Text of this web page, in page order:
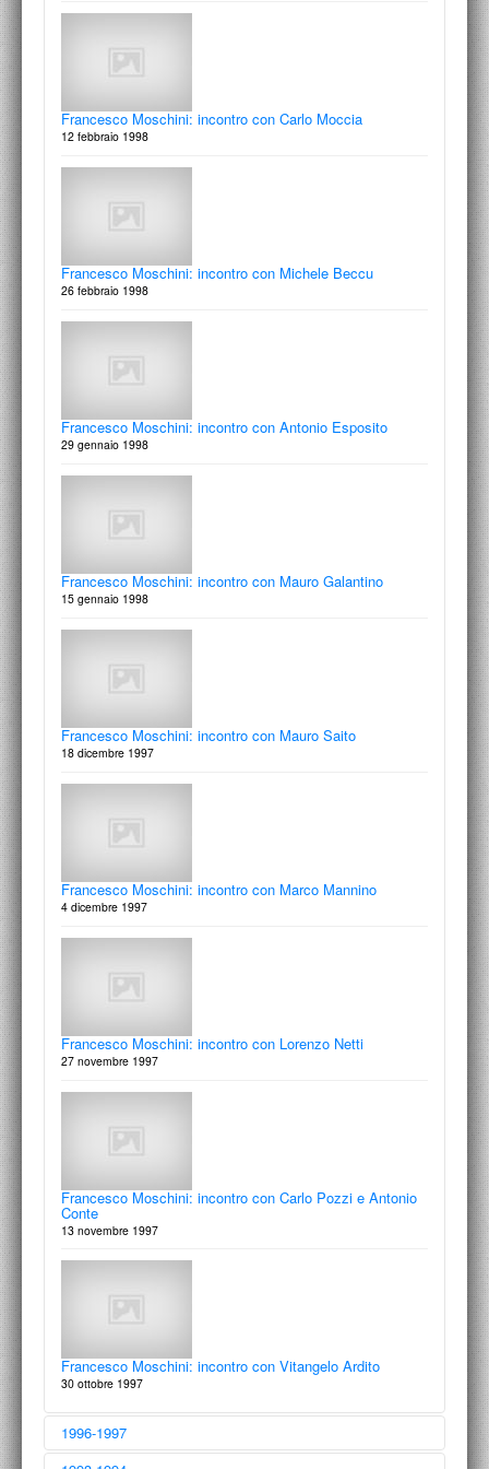
Álvaro Siza Vieira, Eduardo Souto De Moura, Fernando
Lisbona, Evora, Porto, Aveiro
Francesco Moschini: incontro con Carlo Moccia
12 febbraio 1998
Francesco Moschini: incontro con Michele Beccu
26 febbraio 1998
Francesco Moschini: incontro con Antonio Esposito
29 gennaio 1998
Francesco Moschini: incontro con Mauro Galantino
15 gennaio 1998
Francesco Moschini: incontro con Mauro Saito
18 dicembre 1997
Francesco Moschini: incontro con Marco Mannino
4 dicembre 1997
Francesco Moschini: incontro con Lorenzo Netti
27 novembre 1997
Francesco Moschini: incontro con Carlo Pozzi e Antonio
Conte
13 novembre 1997
Francesco Moschini: incontro con Vitangelo Ardito
30 ottobre 1997
1996-1997